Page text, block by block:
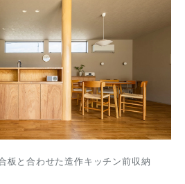
板と合わせた造作キッチン前収納